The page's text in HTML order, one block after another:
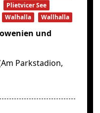
Plietvicer See
Walhalla Wallhalla
und
Parkstadion,